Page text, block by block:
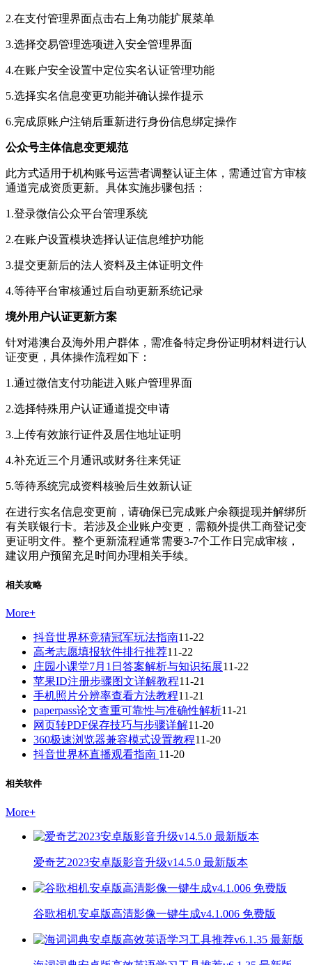
2.在支付管理界面点击右上角功能扩展菜单
3.选择交易管理选项进入安全管理界面
4.在账户安全设置中定位实名认证管理功能
5.选择实名信息变更功能并确认操作提示
6.完成原账户注销后重新进行身份信息绑定操作
公众号主体信息变更规范
此方式适用于机构账号运营者调整认证主体，需通过官方审核
通道完成资质更新。具体实施步骤包括：
1.登录微信公众平台管理系统
2.在账户设置模块选择认证信息维护功能
3.提交更新后的法人资料及主体证明文件
4.等待平台审核通过后自动更新系统记录
境外用户认证更新方案
针对港澳台及海外用户群体，需准备特定身份证明材料进行认
证变更，具体操作流程如下：
1.通过微信支付功能进入账户管理界面
2.选择特殊用户认证通道提交申请
3.上传有效旅行证件及居住地址证明
4.补充近三个月通讯或财务往来凭证
5.等待系统完成资料核验后生效新认证
在进行实名信息变更前，请确保已完成账户余额提现并解绑所
有关联银行卡。若涉及企业账户变更，需额外提供工商登记变
更证明文件。整个更新流程通常需要3-7个工作日完成审核，
建议用户预留充足时间办理相关手续。
相关攻略
More+
抖音世界杯竞猜冠军玩法指南11-22
高考志愿填报软件排行推荐11-22
庄园小课堂7月1日答案解析与知识拓展11-22
苹果ID注册步骤图文详解教程11-21
手机照片分辨率查看方法教程11-21
paperpass论文查重可靠性与准确性解析11-21
网页转PDF保存技巧与步骤详解11-20
360极速浏览器兼容模式设置教程11-20
抖音世界杯直播观看指南 11-20
相关软件
More+
爱奇艺2023安卓版影音升级v14.5.0 最新版本
谷歌相机安卓版高清影像一键生成v4.1.006 免费版